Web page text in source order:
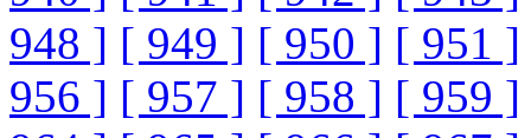
948 ] [ 949 ] [ 950 ] [ 951 ]
956 ] [ 957 ] [ 958 ] [ 959 ]